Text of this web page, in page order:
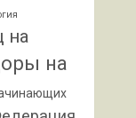
на
на